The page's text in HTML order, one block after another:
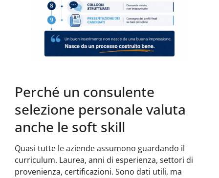
Perché un consulente
selezione personale valuta
anche le soft skill
Quasi tutte le aziende assumono guardando il
curriculum. Laurea, anni di esperienza, settori di
provenienza, certificazioni. Sono dati utili, ma